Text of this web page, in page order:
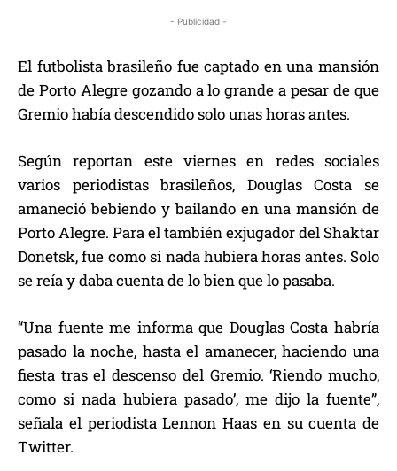
- Publicidad -
El futbolista brasileño fue captado en una mansión
de Porto Alegre gozando a lo grande a pesar de que
Gremio había descendido solo unas horas antes.
Según reportan este viernes en redes sociales
varios periodistas brasileños, Douglas Costa se
amaneció bebiendo y bailando en una mansión de
Porto Alegre. Para el también exjugador del Shaktar
Donetsk, fue como si nada hubiera horas antes. Solo
se reía y daba cuenta de lo bien que lo pasaba.
“Una fuente me informa que Douglas Costa habría
pasado la noche, hasta el amanecer, haciendo una
fiesta tras el descenso del Gremio. ‘Riendo mucho,
como si nada hubiera pasado’, me dijo la fuente”,
señala el periodista Lennon Haas en su cuenta de
Twitter.